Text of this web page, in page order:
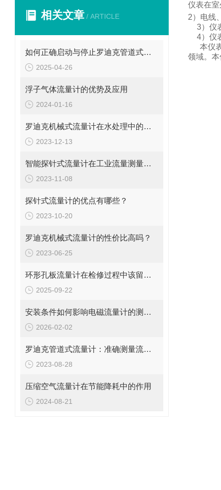
相关文章 / ARTICLE
如何正确启动与停止罗迪克管道式流量计？操作要点要牢记
2025-04-26
浮子气体流量计的优势及应用
2024-01-16
罗迪克机械式流量计在水处理中的应用
2023-12-13
智能探针式流量计在工业流量测量中的应用
2023-11-08
探针式流量计的优点有哪些？
2023-10-20
罗迪克机械式流量计的性价比高吗？
2023-06-25
环形孔板流量计在检修过程中该留意的事项
2025-09-22
安装条件如何影响电磁流量计的测量精度?
2026-02-02
罗迪克管道式流量计：准确测量流体的精密工具
2023-08-28
压缩空气流量计在节能降耗中的作用
2024-08-21
仪表在
2）电线
3）仪
4）仪
本仪
领域。 本